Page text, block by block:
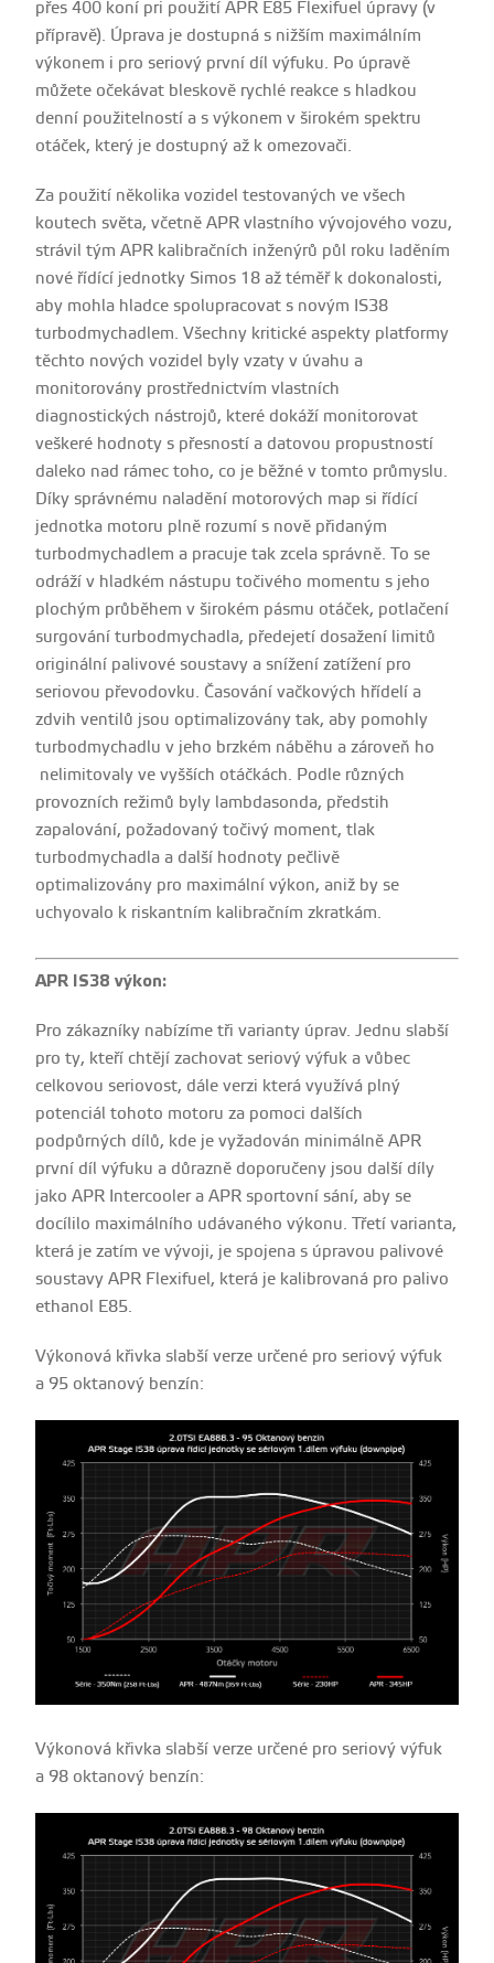
přes 400 koní pri použití APR E85 Flexifuel úpravy (v
přípravě). Úprava je dostupná s nižším maximálním
výkonem i pro seriový první díl výfuku. Po úpravě
můžete očekávat bleskově rychlé reakce s hladkou
denní použitelností a s výkonem v širokém spektru
otáček, který je dostupný až k omezovači.
Za použití několika vozidel testovaných ve všech
koutech světa, včetně APR vlastního vývojového vozu,
strávil tým APR kalibračních inženýrů půl roku laděním
nové řídící jednotky Simos 18 až téměř k dokonalosti,
aby mohla hladce spolupracovat s novým IS38
turbodmychadlem. Všechny kritické aspekty platformy
těchto nových vozidel byly vzaty v úvahu a
monitorovány prostřednictvím vlastních
diagnostických nástrojů, které dokáží monitorovat
veškeré hodnoty s přesností a datovou propustností
daleko nad rámec toho, co je běžné v tomto průmyslu.
Díky správnému naladění motorových map si řídící
jednotka motoru plně rozumí s nově přidaným
turbodmychadlem a pracuje tak zcela správně. To se
odráží v hladkém nástupu točivého momentu s jeho
plochým průběhem v širokém pásmu otáček, potlačení
surgování turbodmychadla, předejetí dosažení limitů
originální palivové soustavy a snížení zatížení pro
seriovou převodovku. Časování vačkových hřídelí a
zdvih ventilů jsou optimalizovány tak, aby pomohly
turbodmychadlu v jeho brzkém náběhu a zároveň ho
nelimitovaly ve vyšších otáčkách. Podle různých
provozních režimů byly lambdasonda, předstih
zapalování, požadovaný točivý moment, tlak
turbodmychadla a další hodnoty pečlivě
optimalizovány pro maximální výkon, aniž by se
uchyovalo k riskantním kalibračním zkratkám.
APR IS38 výkon:
Pro zákazníky nabízíme tři varianty úprav. Jednu slabší
pro ty, kteří chtějí zachovat seriový výfuk a vůbec
celkovou seriovost, dále verzi která využívá plný
potenciál tohoto motoru za pomoci dalších
podpůrných dílů, kde je vyžadován minimálně APR
první díl výfuku a důrazně doporučeny jsou další díly
jako APR Intercooler a APR sportovní sání, aby se
docílilo maximálního udávaného výkonu. Třetí varianta,
která je zatím ve vývoji, je spojena s úpravou palivové
soustavy APR Flexifuel, která je kalibrovaná pro palivo
ethanol E85.
Výkonová křivka slabší verze určené pro seriový výfuk
a 95 oktanový benzín:
Výkonová křivka slabší verze určené pro seriový výfuk
a 98 oktanový benzín: